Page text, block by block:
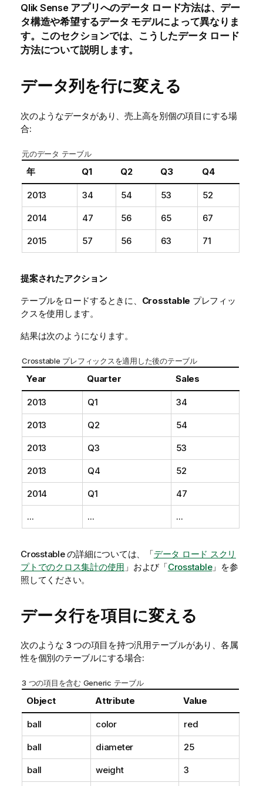
Qlik Senseアプリへのデータ ロード方法は、デー
タ構造や希望するデータ モデルによって異なりま
す。このセクションでは、こうしたデータ ロード
方法について説明します。
データ列を行に変える
次のようなデータがあり、売上高を別個の項目にする場
合:
元のデータ テーブル
年 Q1 Q2 Q3 Q4
2013 34 54 53 52
2014 47 56 65 67
2015 57 56 63 71
提案されたアクション
テーブルをロードするときに、 Crosstable プレフィッ
クスを使用します。
結果は次のようになります。
Crosstable プレフィックスを適用した後のテーブル
Year Quarter Sales
2013 Q1 34
2013 Q2 54
2013 Q3 53
2013 Q4 52
2014 Q1 47
... ... ...
Crosstable の詳細については、「データ ロード スクリ
プトでのクロス集計の使用 」および「Crosstable」を参
照してください。
データ行を項目に変える
次のような 3 つの項目を持つ汎用テーブルがあり、各属
性を個別のテーブルにする場合:
3 つの項目を含む Generic テーブル
Object Attribute Value
ball color red
ball diameter 25
ball weight 3